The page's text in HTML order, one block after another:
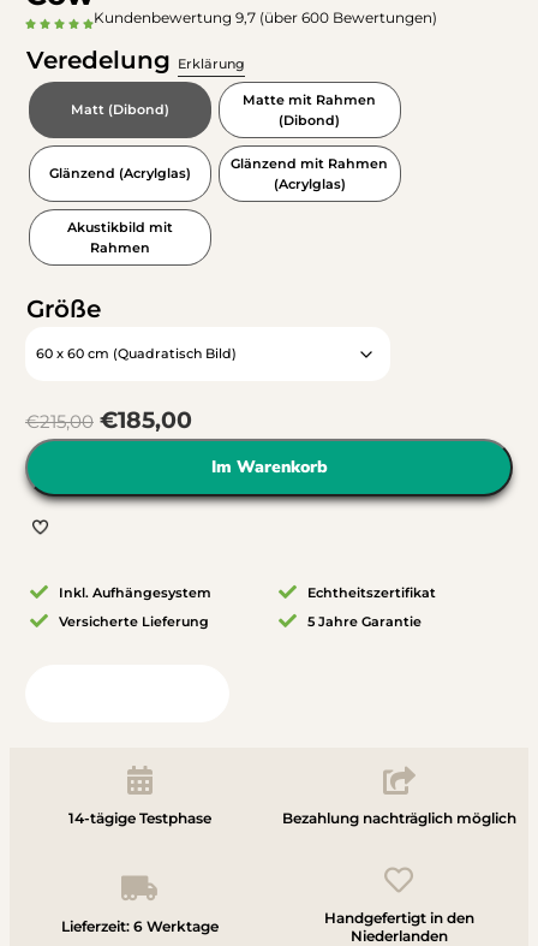
Kundenbewertung 9,7 (über 600 Bewertungen)
Veredelung Erklärung
Matt (Dibond)
Matte mit Rahmen
(Dibond)
Glänzend (Acrylglas)
Glänzend mit Rahmen
(Acrylglas)
Akustikbild mit
Rahmen
Größe
€215,00 €185,00
Im Warenkorb
Inkl. Aufhängesystem
Versicherte Lieferung
Echtheitszertifikat
5 Jahre Garantie
14-tägige Testphase Bezahlung nachträglich möglich
Lieferzeit: 6 Werktage
Handgefertigt in den
Niederlanden